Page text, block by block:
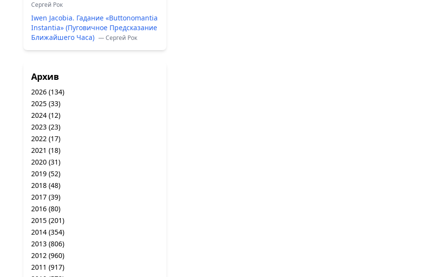
Сергей Рок
Iwen Jacobia. Гадание «Buttonomantia
Instantia» (Пуговичное Предсказание
Ближайшего Часа) — Сергей Рок
Архив
2026 (134)
2025 (33)
2024 (12)
2023 (23)
2022 (17)
2021 (18)
2020 (31)
2019 (52)
2018 (48)
2017 (39)
2016 (80)
2015 (201)
2014 (354)
2013 (806)
2012 (960)
2011 (917)